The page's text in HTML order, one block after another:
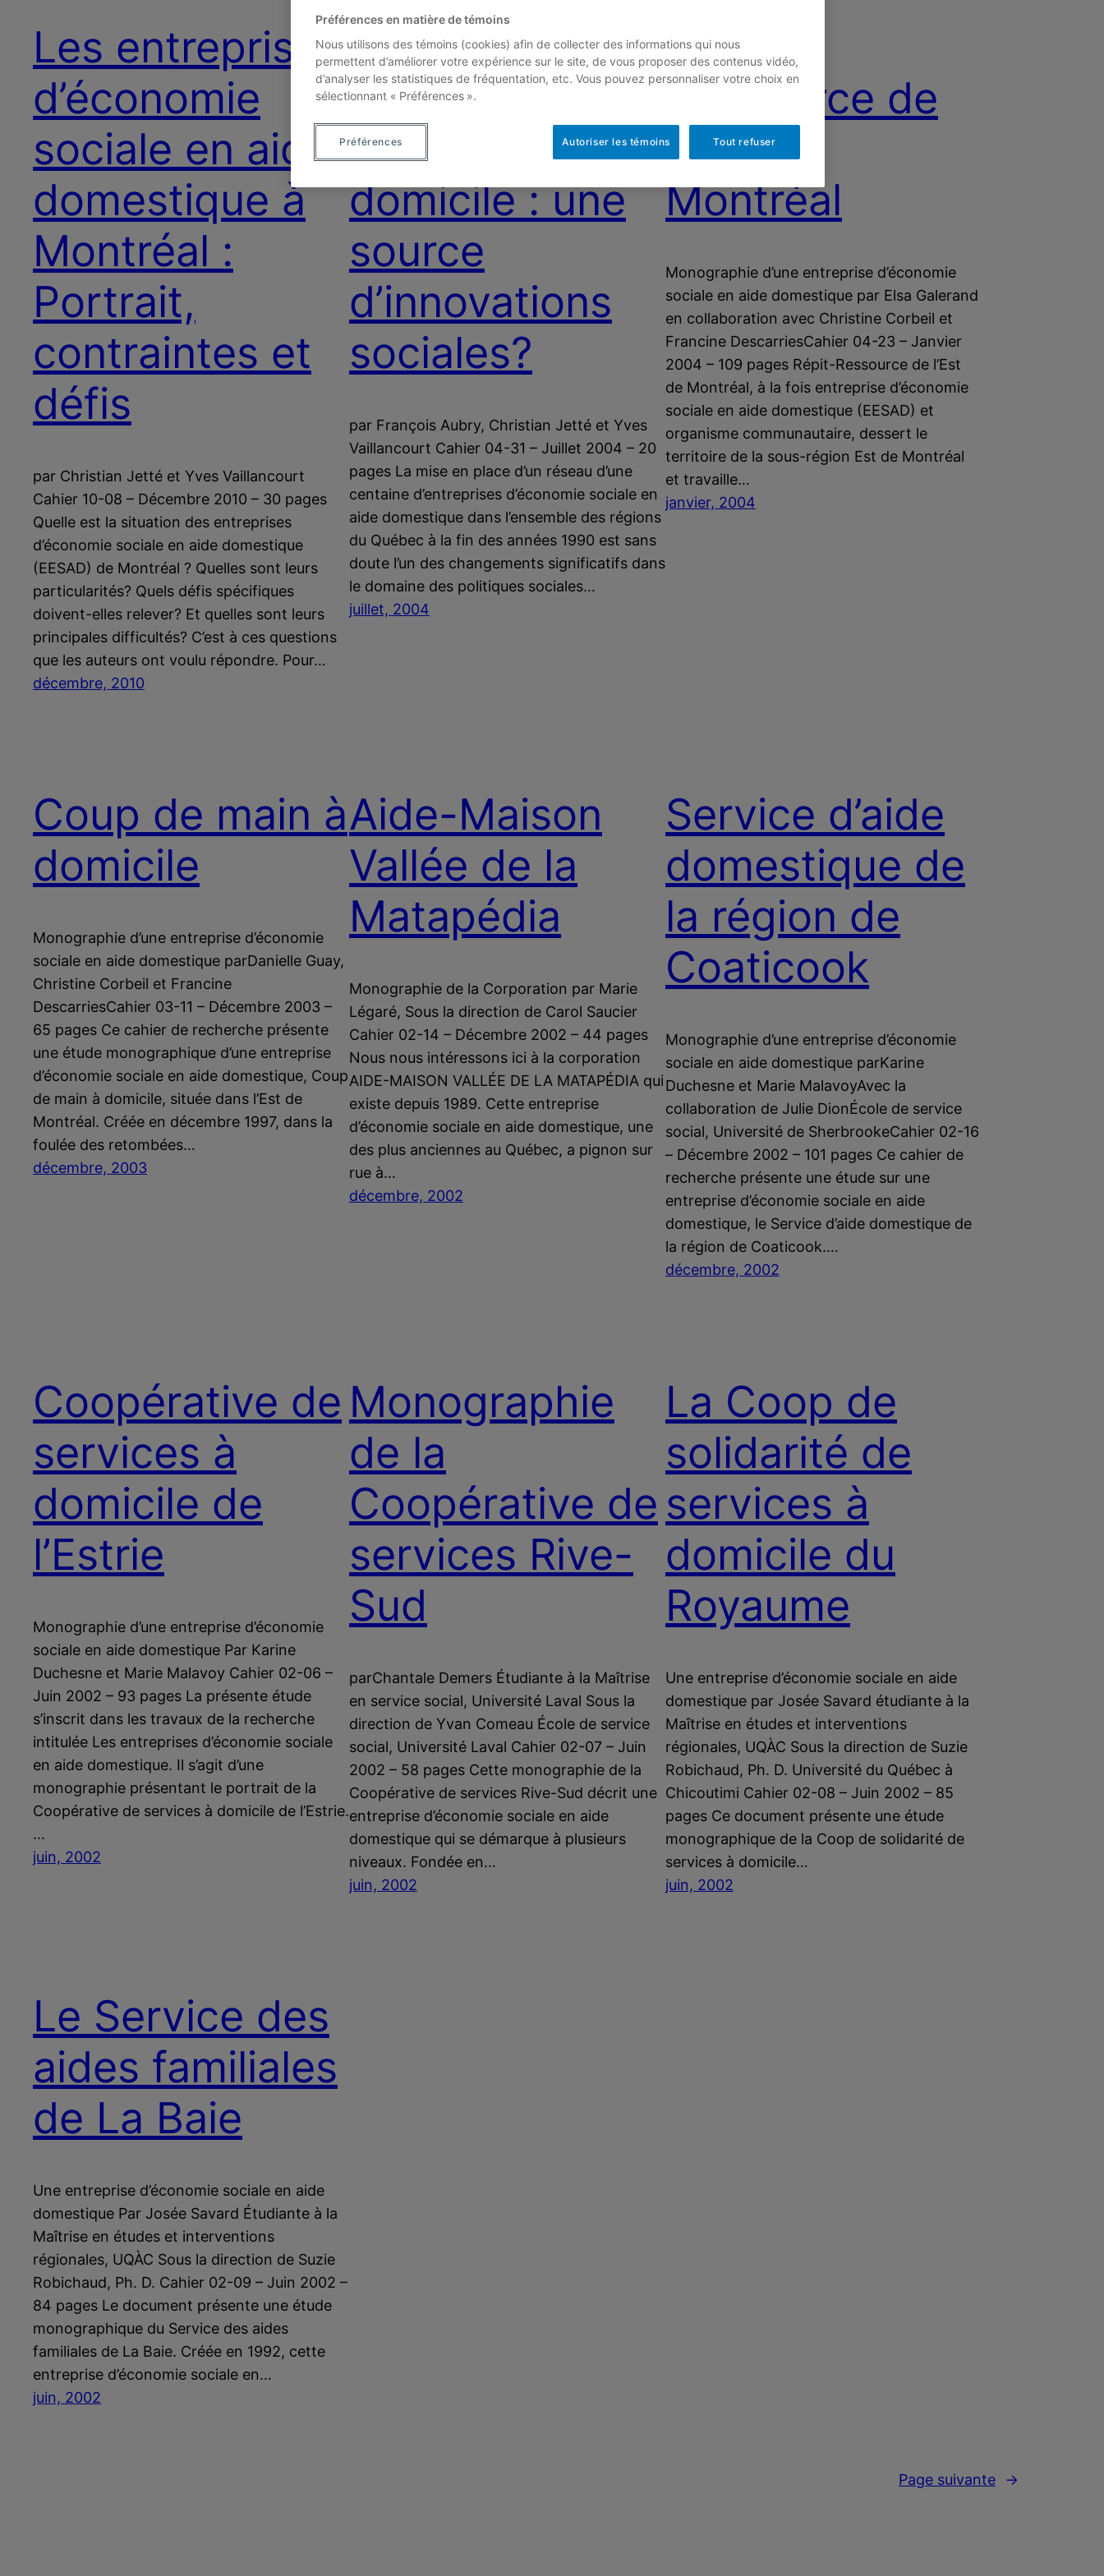
Les entreprises
d’économie
sociale en aide
domestique à
Montréal :
Portrait,
contraintes et
défis
par Christian Jetté et Yves Vaillancourt
Cahier 10-08 – Décembre 2010 – 30 pages
Quelle est la situation des entreprises
d’économie sociale en aide domestique
(EESAD) de Montréal ? Quelles sont leurs
particularités? Quels défis spécifiques
doivent-elles relever? Et quelles sont leurs
principales difficultés? C’est à ces questions
que les auteurs ont voulu répondre. Pour…
décembre, 2010
L’économie
sociale dans
les services à
domicile : une
source
d’innovations
sociales?
par François Aubry, Christian Jetté et Yves
Vaillancourt Cahier 04-31 – Juillet 2004 – 20
pages La mise en place d’un réseau d’une
centaine d’entreprises d’économie sociale en
aide domestique dans l’ensemble des régions
du Québec à la fin des années 1990 est sans
doute l’un des changements significatifs dans
le domaine des politiques sociales…
juillet, 2004
Répit-
Ressource de
l’Est de
Montréal
Monographie d’une entreprise d’économie
sociale en aide domestique par Elsa Galerand
en collaboration avec Christine Corbeil et
Francine DescarriesCahier 04-23 – Janvier
2004 – 109 pages Répit-Ressource de l’Est
de Montréal, à la fois entreprise d’économie
sociale en aide domestique (EESAD) et
organisme communautaire, dessert le
territoire de la sous-région Est de Montréal
et travaille…
janvier, 2004
Coup de main à
domicile
Monographie d’une entreprise d’économie
sociale en aide domestique parDanielle Guay,
Christine Corbeil et Francine
DescarriesCahier 03-11 – Décembre 2003 –
65 pages Ce cahier de recherche présente
une étude monographique d’une entreprise
d’économie sociale en aide domestique, Coup
de main à domicile, située dans l’Est de
Montréal. Créée en décembre 1997, dans la
foulée des retombées…
décembre, 2003
Aide-Maison
Vallée de la
Matapédia
Monographie de la Corporation par Marie
Légaré, Sous la direction de Carol Saucier
Cahier 02-14 – Décembre 2002 – 44 pages
Nous nous intéressons ici à la corporation
AIDE-MAISON VALLÉE DE LA MATAPÉDIA qui
existe depuis 1989. Cette entreprise
d’économie sociale en aide domestique, une
des plus anciennes au Québec, a pignon sur
rue à…
décembre, 2002
Service d’aide
domestique de
la région de
Coaticook
Monographie d’une entreprise d’économie
sociale en aide domestique parKarine
Duchesne et Marie MalavoyAvec la
collaboration de Julie DionÉcole de service
social, Université de SherbrookeCahier 02-16
– Décembre 2002 – 101 pages Ce cahier de
recherche présente une étude sur une
entreprise d’économie sociale en aide
domestique, le Service d’aide domestique de
la région de Coaticook.…
décembre, 2002
Coopérative de
services à
domicile de
l’Estrie
Monographie d’une entreprise d’économie
sociale en aide domestique Par Karine
Duchesne et Marie Malavoy Cahier 02-06 –
Juin 2002 – 93 pages La présente étude
s’inscrit dans les travaux de la recherche
intitulée Les entreprises d’économie sociale
en aide domestique. Il s’agit d’une
monographie présentant le portrait de la
Coopérative de services à domicile de l’Estrie.
…
juin, 2002
Monographie
de la
Coopérative de
services Rive-
Sud
parChantale Demers Étudiante à la Maîtrise
en service social, Université Laval Sous la
direction de Yvan Comeau École de service
social, Université Laval Cahier 02-07 – Juin
2002 – 58 pages Cette monographie de la
Coopérative de services Rive-Sud décrit une
entreprise d’économie sociale en aide
domestique qui se démarque à plusieurs
niveaux. Fondée en…
juin, 2002
La Coop de
solidarité de
services à
domicile du
Royaume
Une entreprise d’économie sociale en aide
domestique par Josée Savard étudiante à la
Maîtrise en études et interventions
régionales, UQÀC Sous la direction de Suzie
Robichaud, Ph. D. Université du Québec à
Chicoutimi Cahier 02-08 – Juin 2002 – 85
pages Ce document présente une étude
monographique de la Coop de solidarité de
services à domicile…
juin, 2002
Le Service des
aides familiales
de La Baie
Une entreprise d’économie sociale en aide
domestique Par Josée Savard Étudiante à la
Maîtrise en études et interventions
régionales, UQÀC Sous la direction de Suzie
Robichaud, Ph. D. Cahier 02-09 – Juin 2002 –
84 pages Le document présente une étude
monographique du Service des aides
familiales de La Baie. Créée en 1992, cette
entreprise d’économie sociale en…
juin, 2002
Page suivante →
Préférences en matière de témoins
Nous utilisons des témoins (cookies) afin de collecter des informations qui nous
permettent d’améliorer votre expérience sur le site, de vous proposer des contenus vidéo,
d’analyser les statistiques de fréquentation, etc. Vous pouvez personnaliser votre choix en
sélectionnant « Préférences ».
Tout refuser
Autoriser les témoins
Préférences